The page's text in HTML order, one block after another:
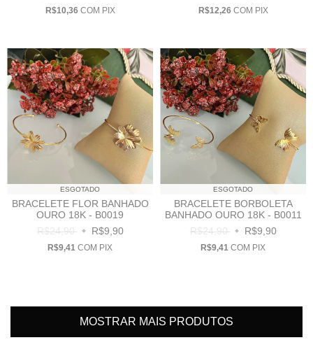
R$10,36 COM PIX R$12,26 COM PIX
ESGOTADO
BRACELETE FLOR BANHADO
OURO 18K - B0019
R$24,90
R$9,90
R$9,41 COM PIX
ESGOTADO
BRACELETE BORBOLETA
BANHADO OURO 18K - B0011
R$24,90
R$9,90
R$9,41 COM PIX
MOSTRAR MAIS PRODUTOS